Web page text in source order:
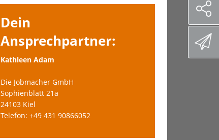
Dein
Ansprechpartner:
Kathleen Adam
Die Jobmacher GmbH
Sophienblatt 21a
24103 Kiel
Telefon: +49 431 90866052